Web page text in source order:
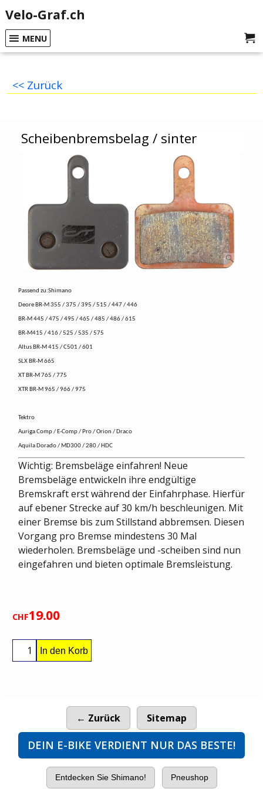
Velo-Graf.ch
MENU
<< Zurück
Scheibenbremsbelag / sinter
Passend zu:Shimano
Deore BR-M 355 / 375 / 395 / 515 / 447 / 446
BR-M 445 / 475 / 495 / 465 / 485 / 486 / 615
BR-M415 / 416 / 525 / 535 / 575
Altus BR-M 415 / C501 / 601
SLX BR-M 665
XT BR-M 765 / 775
XTR BR-M 965 / 966 / 975
Tektro
Auriga Comp / E-Comp / Pro / Orion / Draco
Aquila Dorado / MD300 / 280 / HDC
Wichtig: Bremsbeläge einfahren! Neue
Bremsbeläge entwickeln ihre endgültige
Bremskraft erst während der Einfahrphase. Hierfür
auf ebener Strecke auf 30 km/h beschleunigen. Mit
einer Bremse bis zum Stillstand abbremsen. Diesen
Vorgang pro Bremse mindestens 30 Mal
wiederholen. Bremsbeläge und -scheiben sind nun
eingefahren und bieten optimale Bremsleistung.
CHF19.00
In den Korb
← Zurück Sitemap
DEIN E-BIKE VERDIENT NUR DAS BESTE!
Entdecken Sie Shimano! Pneushop